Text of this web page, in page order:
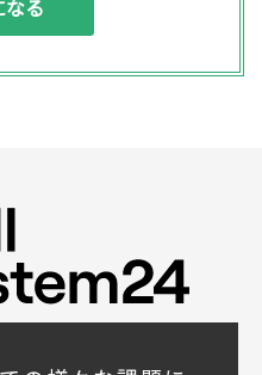
務連絡を行うため
の発送や確認した
子メール、電話等
名等）、氏名、部
、電話番号、E-Mail
、お客様の個人情報